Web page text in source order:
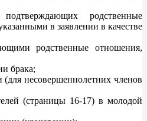
родственные
в заявлении в качестве
родственные отношения,
брака;
(для несовершеннолетних членов
(страницы 16-17) в молодой